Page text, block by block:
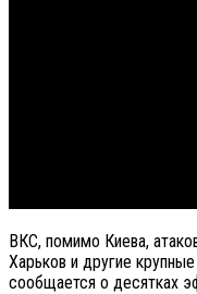
ВКС, помимо Киева,
Харьков и другие
сообщается о десятках